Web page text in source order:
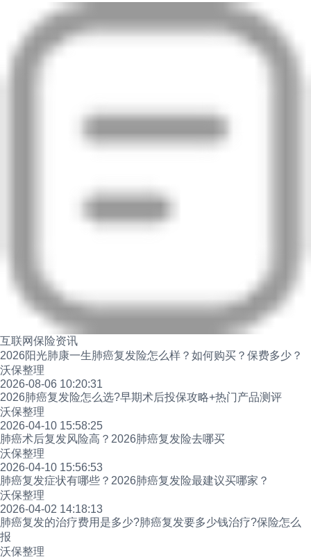
互联网保险资讯
2026阳光肺康一生肺癌复发险怎么样？如何购买？保费多少？
沃保整理
2026-08-06 10:20:31
2026肺癌复发险怎么选?早期术后投保攻略+热门产品测评
沃保整理
2026-04-10 15:58:25
肺癌术后复发风险高？2026肺癌复发险去哪买
沃保整理
2026-04-10 15:56:53
肺癌复发症状有哪些？2026肺癌复发险最建议买哪家？
沃保整理
2026-04-02 14:18:13
肺癌复发的治疗费用是多少?肺癌复发要多少钱治疗?保险怎么
报
沃保整理